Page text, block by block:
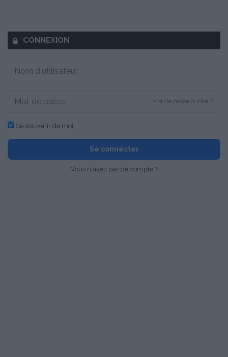
CONNEXION
Mot de passe oublié ?
Se souvenir de moi
Se connecter
Vous n'avez pas de compte ?